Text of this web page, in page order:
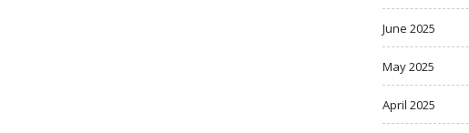
June 2025
May 2025
April 2025